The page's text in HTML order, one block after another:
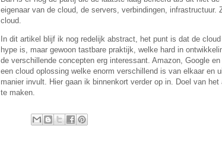
eigenaar van de cloud, de servers, verbindingen, infrastructuur.
cloud.
In dit artikel blijf ik nog redelijk abstract, het punt is dat de
hype is, maar gewoon tastbare praktijk, welke hard in
de verschillende concepten erg interessant. Amazon, Google
een cloud oplossing welke enorm verschillend is van elkaar en
manier invult. Hier gaan ik binnenkort verder op in. Doel van
te maken.